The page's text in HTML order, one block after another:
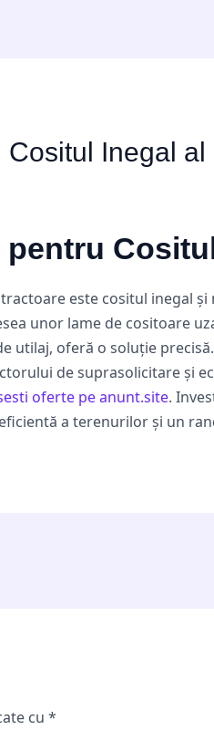
Inegal al
este cositul inegal și
unor lame de cositoare
oferă o soluție
de suprasolicitare și
oferte pe anunt.site.
a terenurilor și un
cu *